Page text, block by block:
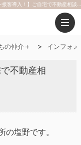
の仲介＋ インフォ
不動産相
塩野です。